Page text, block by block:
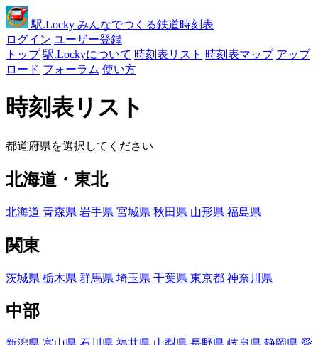
駅.Locky みんなでつくる鉄道時刻表
ログイン ユーザー登録
トップ 駅.Lockyについて 時刻表リスト 時刻表マップ アップ
ロード フォーラム 使い方
時刻表リスト
都道府県を選択してください
北海道・東北
北海道 青森県 岩手県 宮城県 秋田県 山形県 福島県
関東
茨城県 栃木県 群馬県 埼玉県 千葉県 東京都 神奈川県
中部